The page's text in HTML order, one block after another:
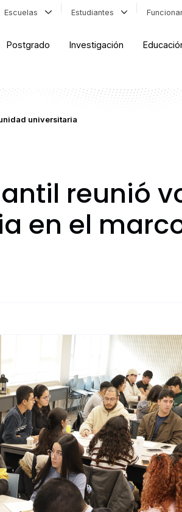
Escuelas Estudiantes
Postgrado Investigación
universitaria
reunió
en el